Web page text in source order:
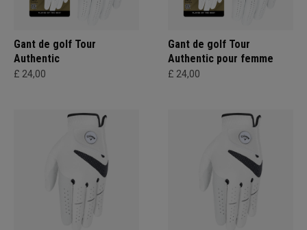
Gant de golf Tour
Authentic
£ 24,00
Gant de golf Tour
Authentic pour femme
£ 24,00